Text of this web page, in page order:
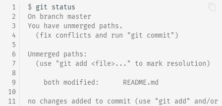
1
2
3
4
5
6
7
8
9
10
11
$ git
On branch master
You have unmerged paths.
  (fix conflicts and run "git commit")
Unmerged paths:
  (use "git add <file>..." to mark resolution)
    both modified:      README.md
no changes added to commit (use "git add" and/